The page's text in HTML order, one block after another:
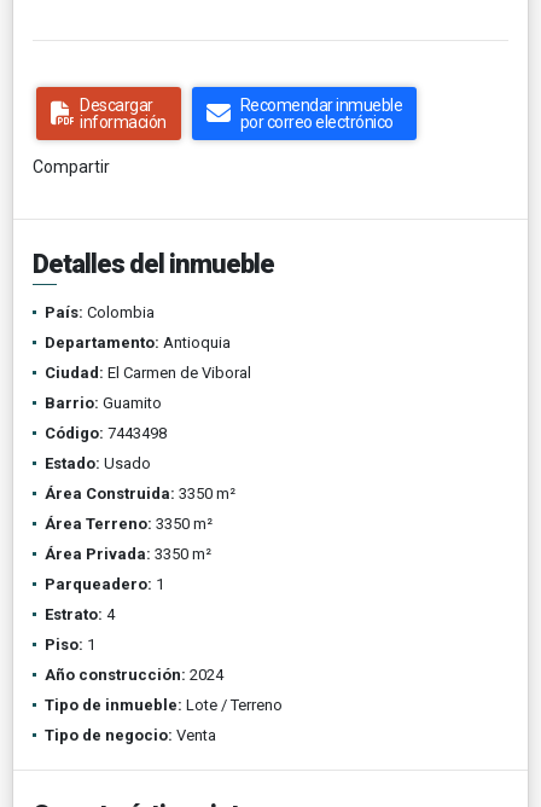
Descargar
información
Recomendar inmueble
por correo electrónico
Compartir
Detalles del inmueble
País: Colombia
Departamento: Antioquia
Ciudad: El Carmen de Viboral
Barrio: Guamito
Código: 7443498
Estado: Usado
Área Construida: 3350 m²
Área Terreno: 3350 m²
Área Privada: 3350 m²
Parqueadero: 1
Estrato: 4
Piso: 1
Año construcción: 2024
Tipo de inmueble: Lote / Terreno
Tipo de negocio: Venta